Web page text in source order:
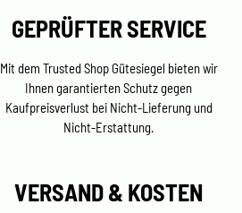
GEPRÜFTER SERVICE
Mit dem Trusted Shop Gütesiegel bieten wir
Ihnen garantierten Schutz gegen
Kaufpreisverlust bei Nicht-Lieferung und
Nicht-Erstattung.
VERSAND & KOSTEN